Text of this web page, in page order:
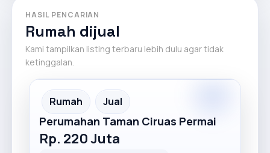
HASIL PENCARIAN
Rumah dijual
Kami tampilkan listing terbaru lebih dulu agar tidak
ketinggalan.
Recommended
Rumah Jual
Perumahan Taman Ciruas Permai
Rp. 220 Juta